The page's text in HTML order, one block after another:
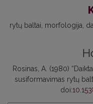
rytų baltai morfologija
Rosinas, A. (1980)
susiformavimas rytų
doi: